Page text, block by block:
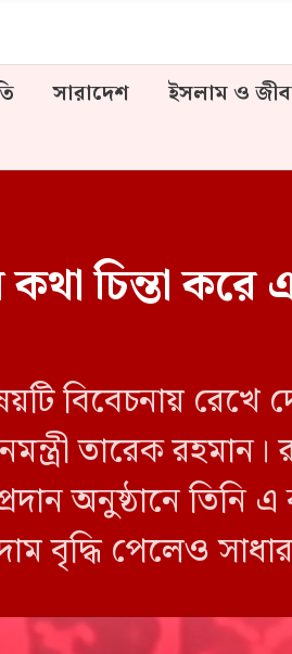
সারাদেশ ইসলাম ও
চিন্তা করে
বিবেচনায় রেখে
তারেক
অনুষ্ঠানে তিনি
বৃদ্ধি পেলেও